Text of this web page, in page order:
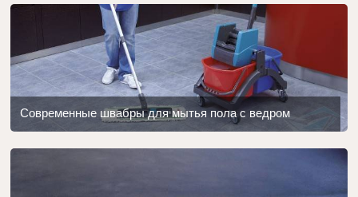
Современные швабры для мытья пола с ведром